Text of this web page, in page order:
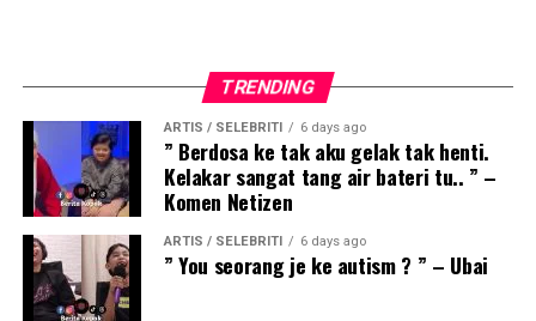
TRENDING
ARTIS / SELEBRITI 6 days ago
” Berdosa ke tak aku gelak tak henti.
Kelakar sangat tang air bateri tu.. ” –
Komen Netizen
ARTIS / SELEBRITI 6 days ago
” You seorang je ke autism ? ” – Ubai